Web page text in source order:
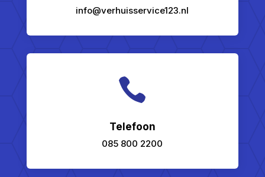
info@verhuisservice123.nl

Telefoon
085 800 2200